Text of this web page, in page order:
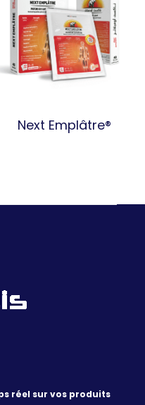
Next Emplâtre®
réel sur vos produits